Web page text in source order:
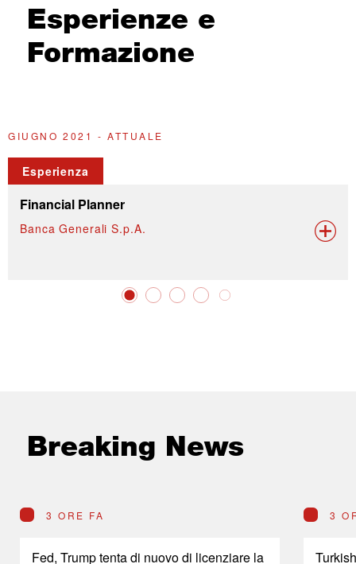
Esperienze e
Formazione
GIUGNO 2021 - ATTUALE
Esperienza
Financial Planner
Banca Generali S.p.A.
Breaking News
3 ORE FA
Fed, Trump tenta di nuovo di licenziare la
3